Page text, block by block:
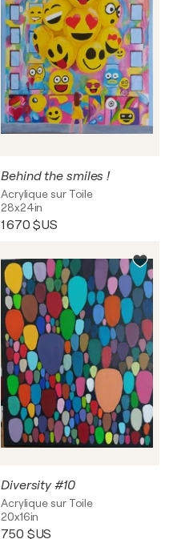
Behind the smiles !
Acrylique sur Toile
28x24in
1 670 $US
Diversity #10
Acrylique sur Toile
20x16in
750 $US